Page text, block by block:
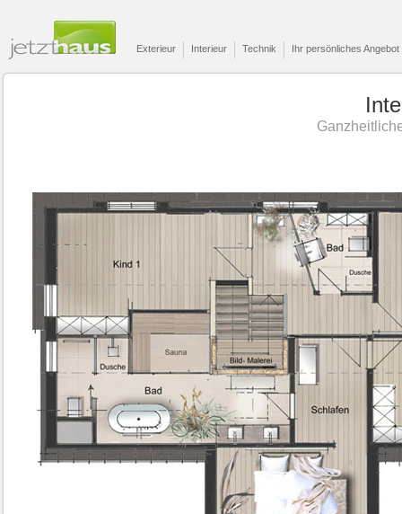
Exterieur Interieur Technik Ihr persönliches Angebot